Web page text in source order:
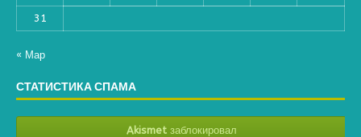
31
« Мар
СТАТИСТИКА СПАМА
Akismetзаблокировал